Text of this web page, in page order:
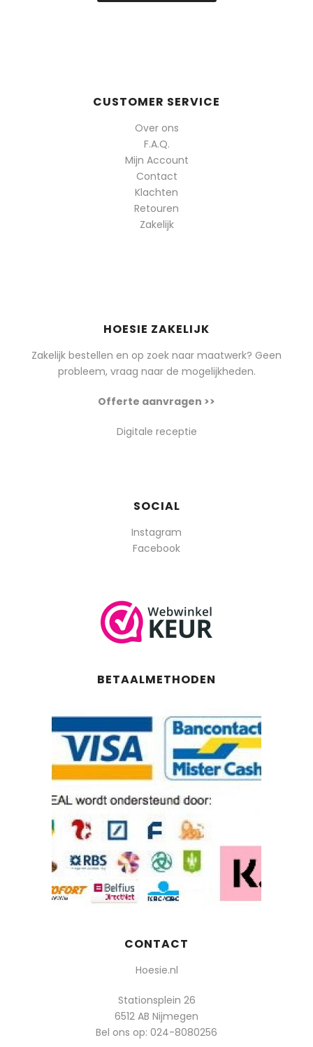
CUSTOMER SERVICE
Over ons
F.A.Q.
Mijn Account
Contact
Klachten
Retouren
Zakelijk
HOESIE ZAKELIJK
Zakelijk bestellen en op zoek naar maatwerk? Geen
probleem, vraag naar de mogelijkheden.
Offerte aanvragen >>
Digitale receptie
SOCIAL
Instagram
Facebook
BETAALMETHODEN
CONTACT
Hoesie.nl
Stationsplein 26
6512 AB Nijmegen
Bel ons op: 024-8080256